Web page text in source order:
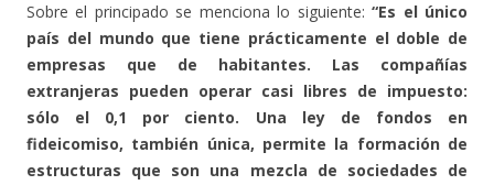
Sobre el principado se menciona lo siguiente:“Es el único
país del mundo que tiene prácticamente el doble de
empresas que de habitantes. Las compañías
extranjeras pueden operar casi libres de impuesto:
sólo el 0,1 por ciento. Una ley de fondos en
fideicomiso, también única, permite la formación de
estructuras que son una mezcla de sociedades de